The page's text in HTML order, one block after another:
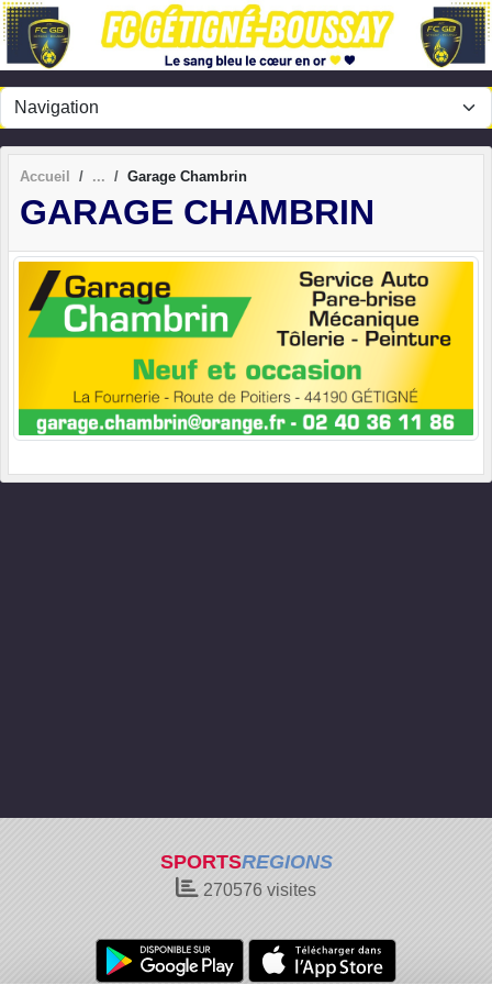
Accueil Garage Chambrin
GARAGE CHAMBRIN
SPORTSREGIONS
270576 visites
Panneau de gestion des cookies